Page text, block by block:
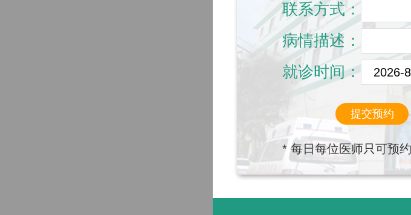
联系方式：
病情描述：
就诊时间：
提交预约
* 每日每位医师只可预